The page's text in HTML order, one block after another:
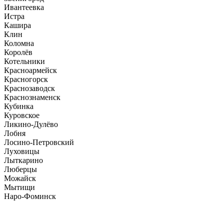
Ивантеевка
Истра
Кашира
Клин
Коломна
Королёв
Котельники
Красноармейск
Красногорск
Краснозаводск
Краснознаменск
Кубинка
Куровское
Ликино-Дулёво
Лобня
Лосино-Петровский
Луховицы
Лыткарино
Люберцы
Можайск
Мытищи
Наро-Фоминск